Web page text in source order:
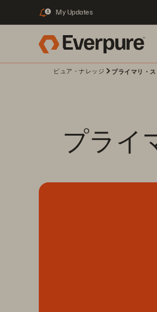
1 My Updates
ピュア・ナレッジ プライマリ・
プライ